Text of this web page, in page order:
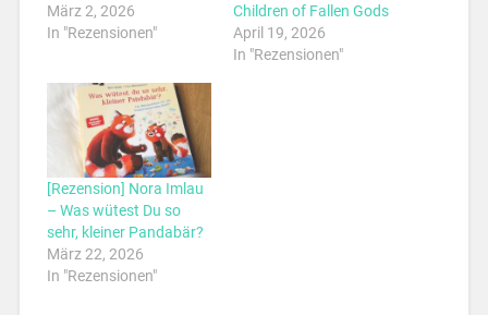
März 2, 2026
In "Rezensionen"
Children of Fallen Gods
April 19, 2026
In "Rezensionen"
[Rezension] Nora Imlau
– Was wütest Du so
sehr, kleiner Pandabär?
März 22, 2026
In "Rezensionen"